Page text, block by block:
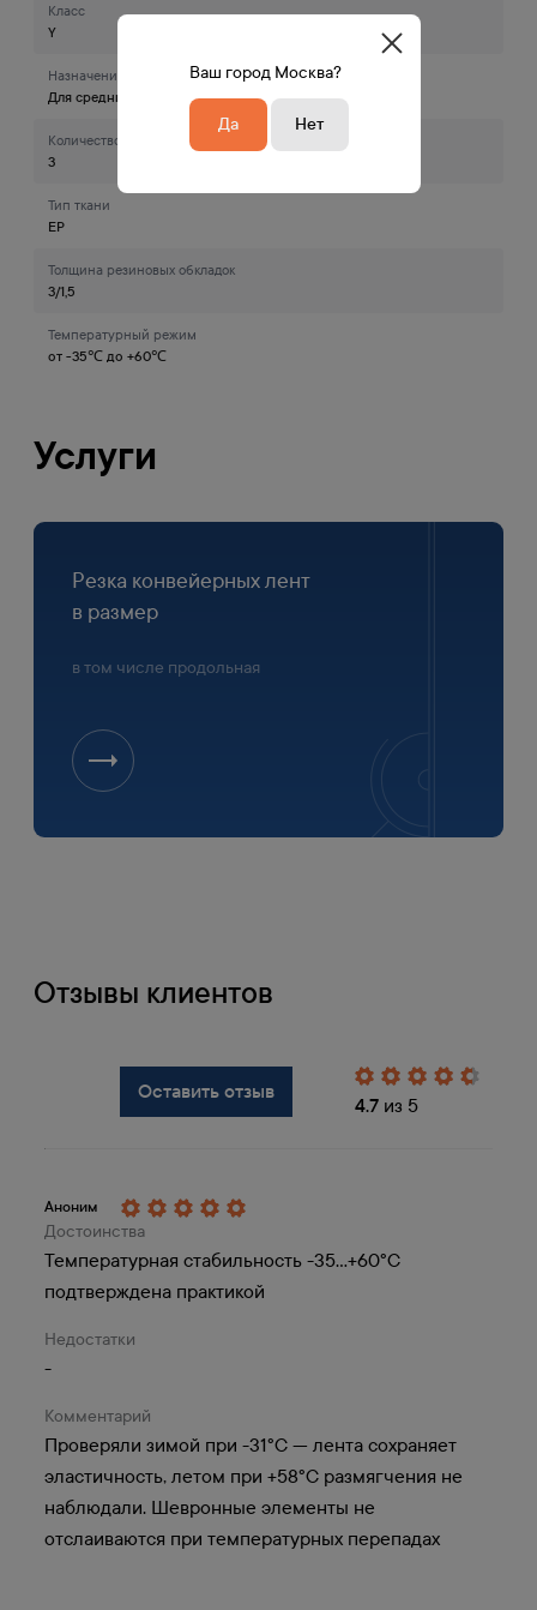
Класс
Y
Назначение ленты
Для средних условий экспллуатации
Количество тканевых прокладок
3
Тип ткани
EP
Толщина резиновых обкладок
3/1,5
Температурный режим
от -35℃ до +60℃
Услуги
Резка конвейерных лент
в размер
в том числе продольная
Оплата
Счет формируется при оформлении заказа
на сайте
3
Наличными
от объема позволяют клиентам
приобретать продукцию на самых выгодных
условиях.
Получите доступ к личному кабинету и
Отзывы клиентов
4.7 из 5
Оставить отзыв
Аноним
Достоинства
Температурная стабильность -35...+60°C
подтверждена практикой
Недостатки
-
Комментарий
Проверяли зимой при -31°C — лента сохраняет
эластичность, летом при +58°C размягчения не
наблюдали. Шевронные элементы не
отслаиваются при температурных перепадах
Ваш город Москва?
Да Нет